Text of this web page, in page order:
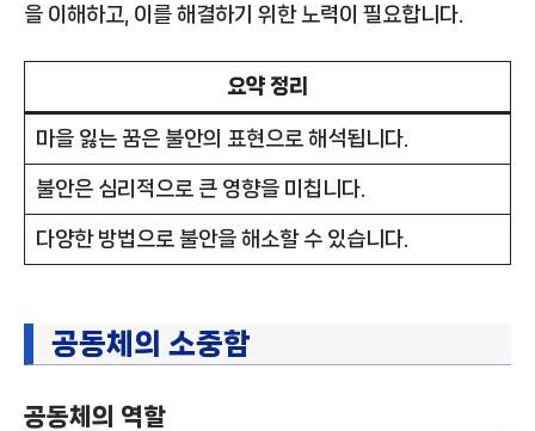
을 이해하고, 이를 해결하기 위한 노력이 필요합니다.
요약 정리
마을 잃는 꿈은 불안의 표현으로 해석됩니다.
불안은 심리적으로 큰 영향을 미칩니다.
다양한 방법으로 불안을 해소할 수 있습니다.
공동체의 소중함
공동체의 역할